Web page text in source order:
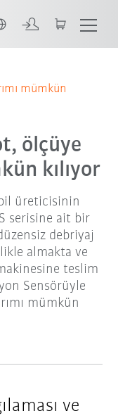
disklerini düzenliyor
mümkün
ölçüye
kılıyor
üreticisinin
serisine ait bir
debriyaj
almakta ve
teslim
Sensörüyle
mümkün
ve